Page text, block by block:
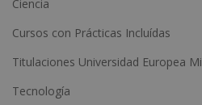
i
v
e
Ciencia
Cursos con Prácticas Incluídas
Titulaciones Universidad Europea
Tecnología